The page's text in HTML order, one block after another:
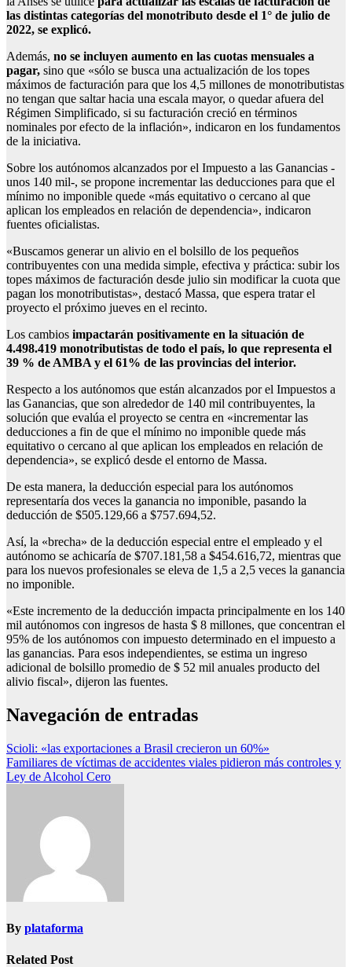
las distintas categorías del monotributo desde el 1° de julio de
2022, se explicó.
Además, no se incluyen aumento en las cuotas mensuales a
pagar, sino que «sólo se busca una actualización de los topes
máximos de facturación para que los 4,5 millones de monotributistas
no tengan que saltar hacia una escala mayor, o quedar afuera del
Régimen Simplificado, si su facturación creció en términos
nominales por efecto de la inflación», indicaron en los fundamentos
de la iniciativa.
Sobre los autónomos alcanzados por el Impuesto a las Ganancias -
unos 140 mil-, se propone incrementar las deducciones para que el
mínimo no imponible quede «más equitativo o cercano al que
aplican los empleados en relación de dependencia», indicaron
fuentes oficialistas.
«Buscamos generar un alivio en el bolsillo de los pequeños
contribuyentes con una medida simple, efectiva y práctica: subir los
topes máximos de facturación desde julio sin modificar la cuota que
pagan los monotributistas», destacó Massa, que espera tratar el
proyecto el próximo jueves en el recinto.
Los cambios impactarán positivamente en la situación de
4.498.419 monotributistas de todo el país, lo que representa el
39 % de AMBA y el 61% de las provincias del interior.
Respecto a los autónomos que están alcanzados por el Impuestos a
las Ganancias, que son alrededor de 140 mil contribuyentes, la
solución que evalúa el proyecto se centra en «incrementar las
deducciones a fin de que el mínimo no imponible quede más
equitativo o cercano al que aplican los empleados en relación de
dependencia», se explicó desde el entorno de Massa.
De esta manera, la deducción especial para los autónomos
representaría dos veces la ganancia no imponible, pasando la
deducción de $505.129,66 a $757.694,52.
Así, la «brecha» de la deducción especial entre el empleado y el
autónomo se achicaría de $707.181,58 a $454.616,72, mientras que
para los nuevos profesionales se eleva de 1,5 a 2,5 veces la ganancia
no imponible.
«Este incremento de la deducción impacta principalmente en los 140
mil autónomos con ingresos de hasta $ 8 millones, que concentran el
95% de los autónomos con impuesto determinado en el impuesto a
las ganancias. Para esos independientes, se estima un ingreso
adicional de bolsillo promedio de $ 52 mil anuales producto del
alivio fiscal», dijeron las fuentes.
Navegación de entradas
Scioli: «las exportaciones a Brasil crecieron un 60%»
Familiares de víctimas de accidentes viales pidieron más controles y
Ley de Alcohol Cero
By plataforma
Related Post